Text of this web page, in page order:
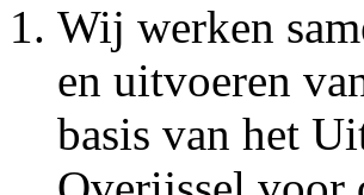
Wij werken
en uitvoeren
basis van het